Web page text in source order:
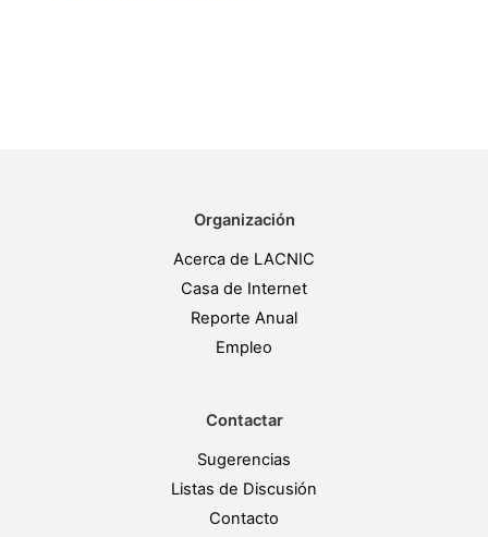
Organización
Acerca de LACNIC
Casa de Internet
Reporte Anual
Empleo
Contactar
Sugerencias
Listas de Discusión
Contacto